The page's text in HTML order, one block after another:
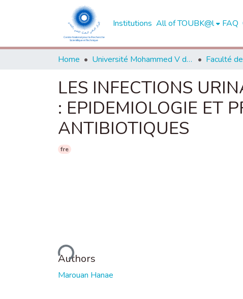
Institutions All of TOUBK@l FAQ
Home Université Mohammed V de Rabat
LES INFECTIONS
: EPIDEMIOLOGIE ET
ANTIBIOTIQUES
fre
Loading...
Authors
Marouan Hanae